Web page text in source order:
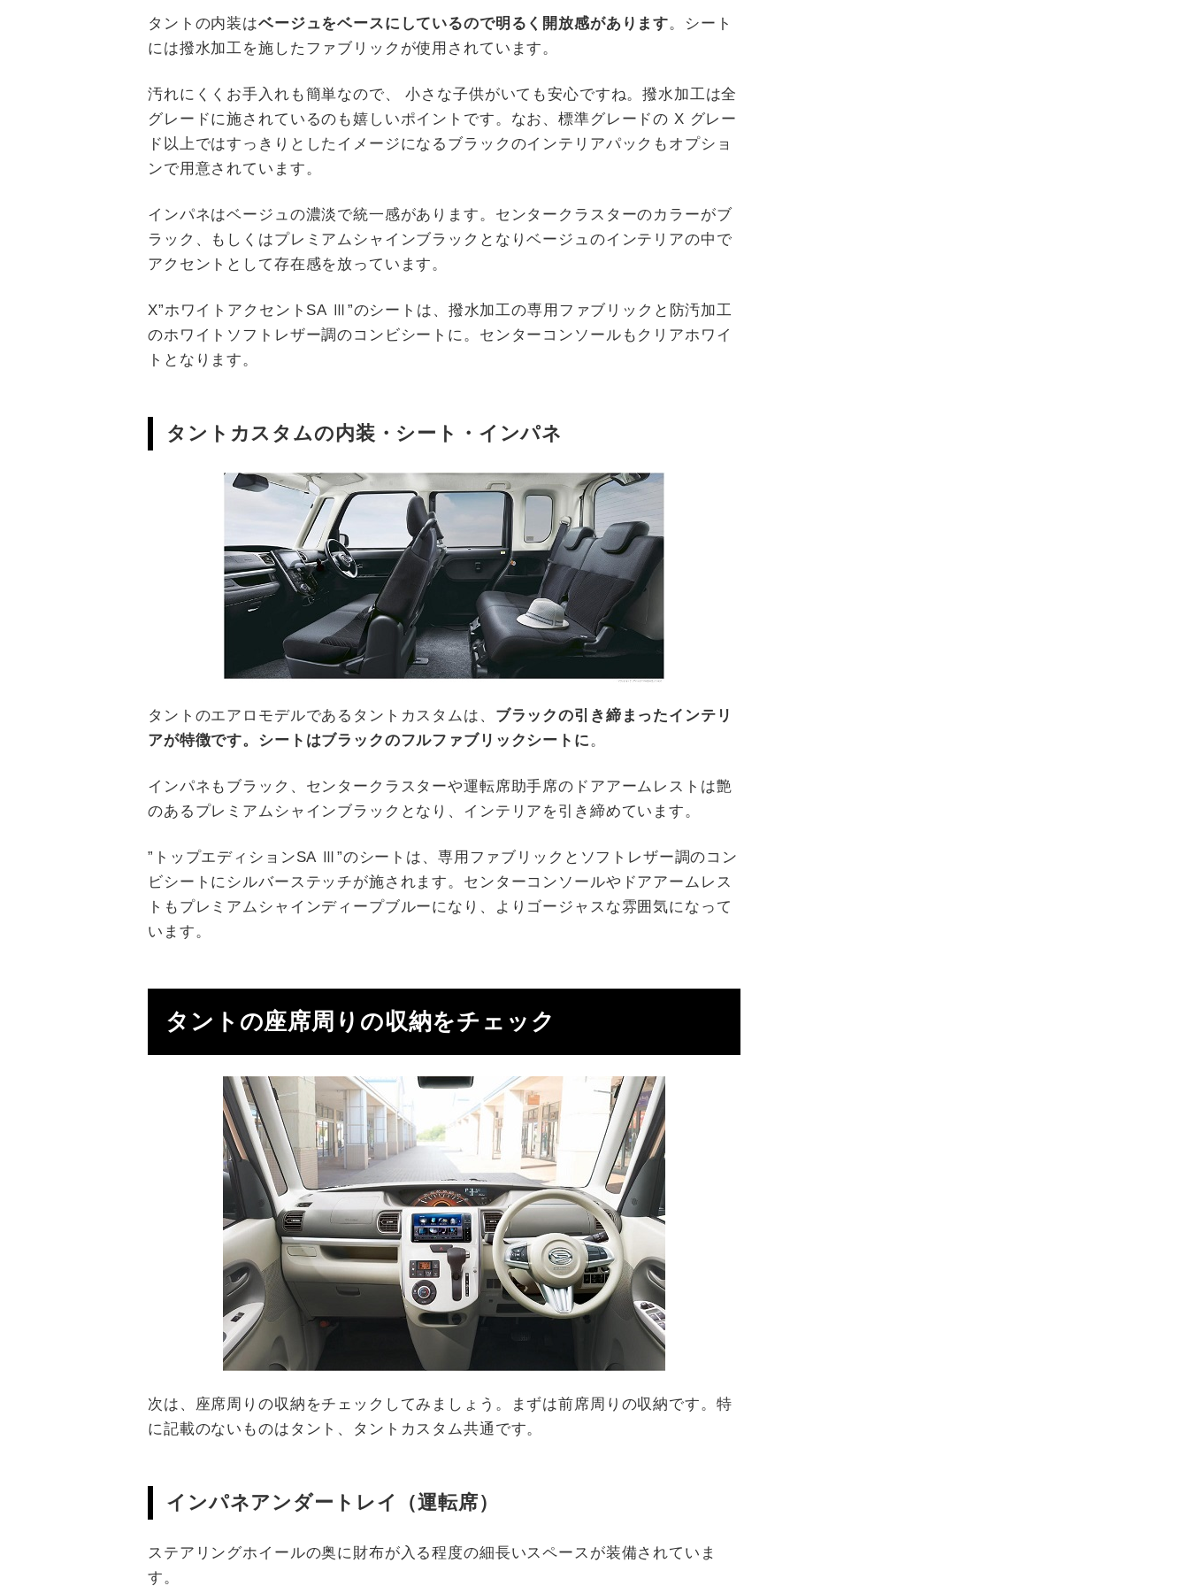
タントの内装はベージュをベースにしているので明るく開放感があります。シート
には撥水加工を施したファブリックが使用されています。
汚れにくくお手入れも簡単なので、 小さな子供がいても安心ですね。撥水加工は全
グレードに施されているのも嬉しいポイントです。なお、標準グレードの X グレー
ド以上ではすっきりとしたイメージになるブラックのインテリアパックもオプショ
ンで用意されています。
インパネはベージュの濃淡で統一感があります。センタークラスターのカラーがブ
ラック、もしくはプレミアムシャインブラックとなりベージュのインテリアの中で
アクセントとして存在感を放っています。
X”ホワイトアクセントSA Ⅲ”のシートは、撥水加工の専用ファブリックと防汚加工
のホワイトソフトレザー調のコンビシートに。センターコンソールもクリアホワイ
トとなります。
タントカスタムの内装・シート・インパネ
タントのエアロモデルであるタントカスタムは、 ブラックの引き締まったインテリ
アが特徴です。シートはブラックのフルファブリックシートに。
インパネもブラック、センタークラスターや運転席助手席のドアアームレストは艶
のあるプレミアムシャインブラックとなり、インテリアを引き締めています。
”トップエディションSA Ⅲ”のシートは、専用ファブリックとソフトレザー調のコン
ビシートにシルバーステッチが施されます。センターコンソールやドアアームレス
トもプレミアムシャインディープブルーになり、よりゴージャスな雰囲気になって
います。
タントの座席周りの収納をチェック
次は、座席周りの収納をチェックしてみましょう。まずは前席周りの収納です。特
に記載のないものはタント、タントカスタム共通です。
インパネアンダートレイ（運転席）
ステアリングホイールの奥に財布が入る程度の細長いスペースが装備されていま
す。